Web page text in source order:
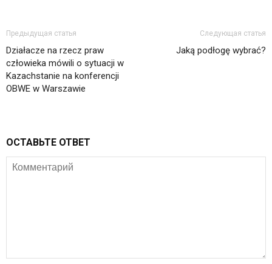
Предыдущая статья
Działacze na rzecz praw
człowieka mówili o sytuacji w
Kazachstanie na konferencji
OBWE w Warszawie
Следующая статья
Jaką podłogę wybrać?
ОСТАВЬТЕ ОТВЕТ